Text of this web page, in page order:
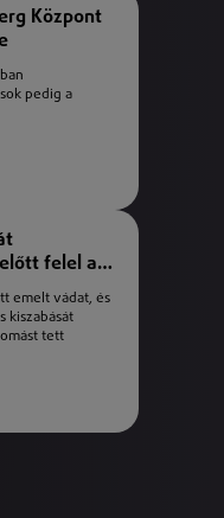
Központ
pedig a
felel a
emelt vádat, és
kiszabását
tett